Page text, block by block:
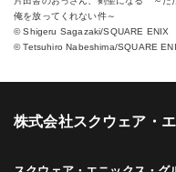
俺を放ってくれない件～
© Shigeru Sagazaki/SQUARE ENIX
© Tetsuhiro Nabeshima/SQUARE
株式会社スクウェア・